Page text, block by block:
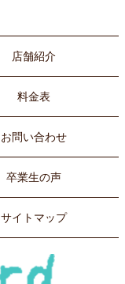
店舗紹介
料金表
お問い合わせ
卒業生の声
サイトマップ